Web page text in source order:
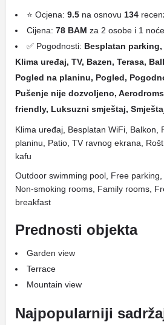
⭐ Ocjena: 9.5 na osnovu 134
Cijena: 78 BAM za 2 osobe i 1
✅ Pogodnosti: Besplatan parking,
Klima uređaj, TV, Bazen, Terasa,
Pogled na planinu, Pogled,
Pušenje nije dozvoljeno,
friendly, Luksuzni smještaj,
Klima uređaj, Besplatan WiFi, Balkon,
planinu, Patio, TV ravnog ekrana,
kafu
Outdoor swimming pool, Free parking,
Non-smoking rooms, Family rooms,
breakfast
Prednosti objekta
Garden view
Terrace
Mountain view
Najpopularniji